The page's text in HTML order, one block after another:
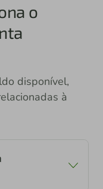
o
disponível,
à